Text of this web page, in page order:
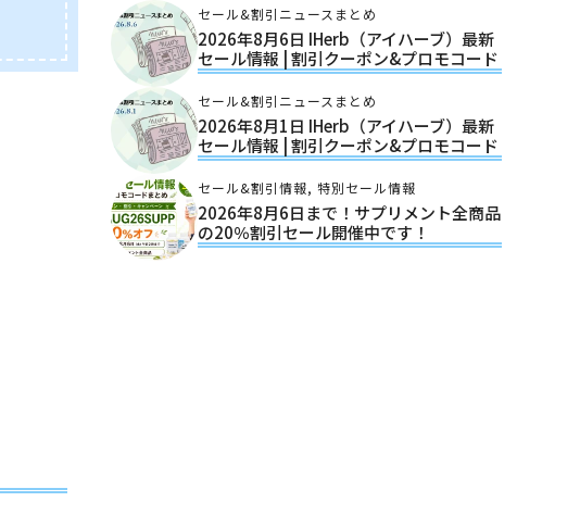
セール&割引ニュースまとめ
2026年8月6日 IHerb（アイハーブ）最新
セール情報 | 割引クーポン&プロモコード
セール&割引ニュースまとめ
2026年8月1日 IHerb（アイハーブ）最新
セール情報 | 割引クーポン&プロモコード
セール&割引情報, 特別セール情報
2026年8月6日まで！サプリメント全商品
の20％割引セール開催中です！